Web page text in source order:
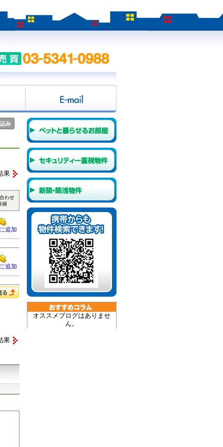
オススメブログはありませ
ん。
果
わせ
補
追加
追加
果